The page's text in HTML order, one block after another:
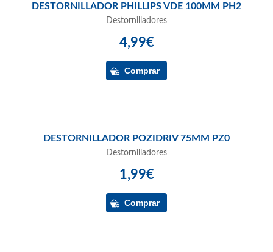
DESTORNILLADOR PHILLIPS VDE 100MM PH2
Destornilladores
4,99€
DESTORNILLADOR POZIDRIV 75MM PZ0
Destornilladores
1,99€